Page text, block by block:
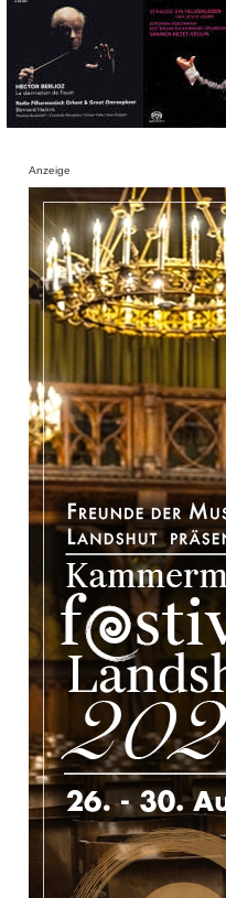
Anzeige